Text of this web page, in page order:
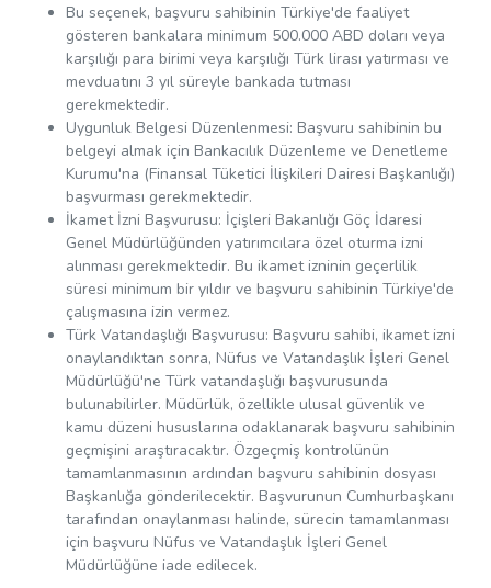
Bu seçenek, başvuru sahibinin Türkiye'de faaliyet
gösteren bankalara minimum 500.000 ABD doları veya
karşılığı para birimi veya karşılığı Türk lirası yatırması ve
mevduatını 3 yıl süreyle bankada tutması
gerekmektedir.
Uygunluk Belgesi Düzenlenmesi: Başvuru sahibinin bu
belgeyi almak için Bankacılık Düzenleme ve Denetleme
Kurumu'na (Finansal Tüketici İlişkileri Dairesi Başkanlığı)
başvurması gerekmektedir.
İkamet İzni Başvurusu: İçişleri Bakanlığı Göç İdaresi
Genel Müdürlüğünden yatırımcılara özel oturma izni
alınması gerekmektedir. Bu ikamet izninin geçerlilik
süresi minimum bir yıldır ve başvuru sahibinin Türkiye'de
çalışmasına izin vermez.
Türk Vatandaşlığı Başvurusu: Başvuru sahibi, ikamet izni
onaylandıktan sonra, Nüfus ve Vatandaşlık İşleri Genel
Müdürlüğü'ne Türk vatandaşlığı başvurusunda
bulunabilirler. Müdürlük, özellikle ulusal güvenlik ve
kamu düzeni hususlarına odaklanarak başvuru sahibinin
geçmişini araştıracaktır. Özgeçmiş kontrolünün
tamamlanmasının ardından başvuru sahibinin dosyası
Başkanlığa gönderilecektir. Başvurunun Cumhurbaşkanı
tarafından onaylanması halinde, sürecin tamamlanması
için başvuru Nüfus ve Vatandaşlık İşleri Genel
Müdürlüğüne iade edilecek.